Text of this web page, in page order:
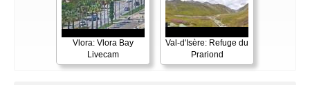
Vlora: Vlora Bay
Livecam
Val-d'Isère: Refuge du
Prariond